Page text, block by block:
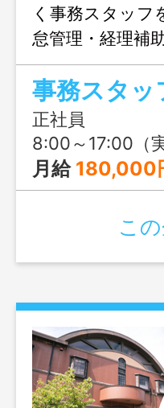
く事務スタッフ
怠管理・経理補
や動画編集、AI
りの仕事です。
事務スタッ
正社員
8:00～17:00（
月給 180,000円〜＋
こ